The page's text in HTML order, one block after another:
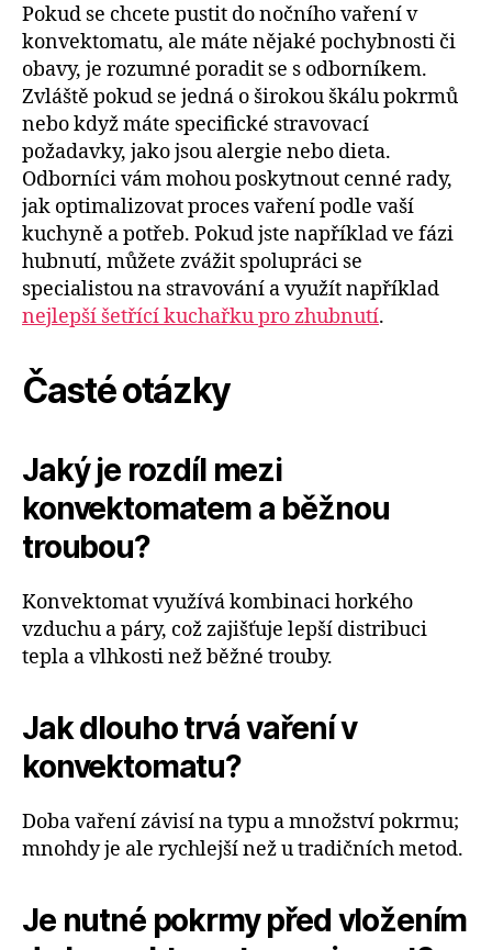
Pokud se chcete pustit do nočního vaření v
konvektomatu, ale máte nějaké pochybnosti či
obavy, je rozumné poradit se s odborníkem.
Zvláště pokud se jedná o širokou škálu pokrmů
nebo když máte specifické stravovací
požadavky, jako jsou alergie nebo dieta.
Odborníci vám mohou poskytnout cenné rady,
jak optimalizovat proces vaření podle vaší
kuchyně a potřeb. Pokud jste například ve fázi
hubnutí, můžete zvážit spolupráci se
specialistou na stravování a využít například
nejlepší šetřící kuchařku pro zhubnutí.
Časté otázky
Jaký je rozdíl mezi
konvektomatem a běžnou
troubou?
Konvektomat využívá kombinaci horkého
vzduchu a páry, což zajišťuje lepší distribuci
tepla a vlhkosti než běžné trouby.
Jak dlouho trvá vaření v
konvektomatu?
Doba vaření závisí na typu a množství pokrmu;
mnohdy je ale rychlejší než u tradičních metod.
Je nutné pokrmy před vložením